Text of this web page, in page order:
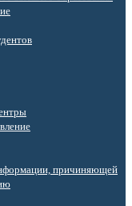
причиняющей